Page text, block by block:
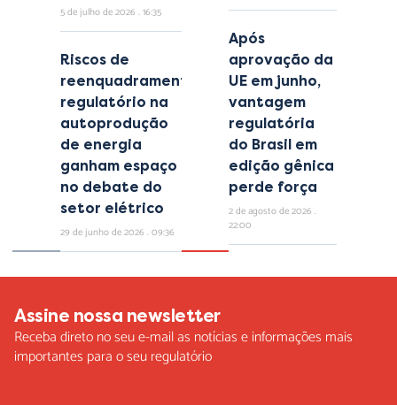
5 de julho de 2026 16:35
Riscos de
reenquadramento
regulatório na
autoprodução
de energia
ganham espaço
no debate do
setor elétrico
29 de junho de 2026 09:36
Após
aprovação da
UE em junho,
vantagem
regulatória
do Brasil em
edição gênica
perde força
2 de agosto de 2026
22:00
Assine nossa newsletter
Receba direto no seu e-mail as notícias e informações mais
importantes para o seu regulatório